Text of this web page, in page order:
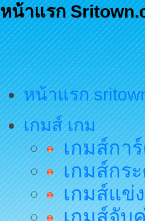
หน้าแรก
หน้าแรก
เกมส์ เกม
เกมส์กา
เกมส์กร
เกมส์แข่
เกมส์จับ